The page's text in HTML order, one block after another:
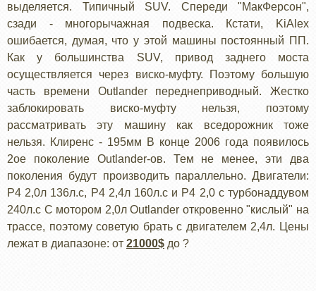
выделяется. Типичный SUV. Спереди "МакФерсон",
сзади - многорычажная подвеска. Кстати, KiAlex
ошибается, думая, что у этой машины постоянный ПП.
Как у большинства SUV, привод заднего моста
осуществляется через виско-муфту. Поэтому большую
часть времени Outlander переднеприводный. Жестко
заблокировать виско-муфту нельзя, поэтому
рассматривать эту машину как вседорожник тоже
нельзя. Клиренс - 195мм В конце 2006 года появилось
2ое поколение Outlander-ов. Тем не менее, эти два
поколения будут производить параллельно. Двигатели:
Р4 2,0л 136л.с, Р4 2,4л 160л.с и Р4 2,0 с турбонаддувом
240л.с С мотором 2,0л Outlander откровенно "кислый" на
трассе, поэтому советую брать с двигателем 2,4л. Цены
лежат в диапазоне: от 21000$ до ?